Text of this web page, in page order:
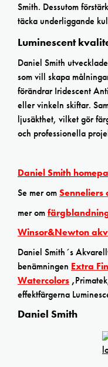
Smith. Dessutom
täcka underliggande
Luminescent
Daniel Smith
som vill skapa
förändrar Iridescent
eller vinkeln skiftar.
ljusäkthet, vilket gör
och professionella
Daniel Smith
Se mer om
mer om
Winsor&Newton
Daniel Smith´s
benämningen Extra
Watercolors ,
effektfärgerna
Daniel Smith